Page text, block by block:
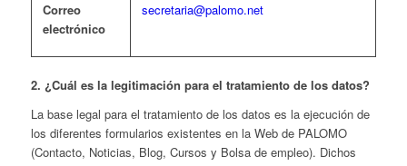
Correo
electrónico
secretaria@palomo.net
2. ¿Cuál es la legitimación para el tratamiento de los datos?
La base legal para el tratamiento de los datos es la ejecución de
los diferentes formularios existentes en la Web de PALOMO
(Contacto, Noticias, Blog, Cursos y Bolsa de empleo). Dichos